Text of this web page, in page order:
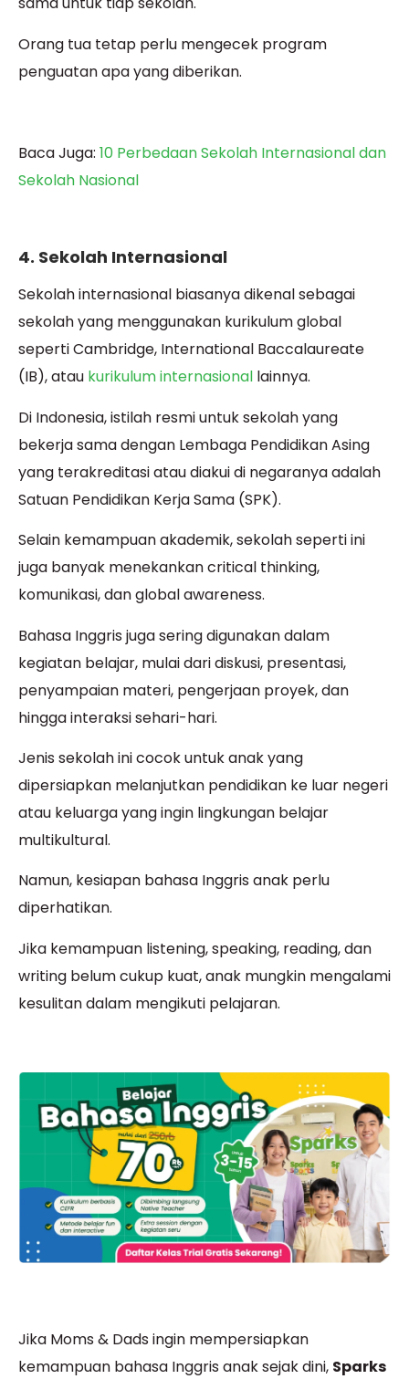
Orang tua tetap perlu mengecek program
penguatan apa yang diberikan.
Baca Juga: 10 Perbedaan Sekolah Internasional dan
Sekolah Nasional
4. Sekolah Internasional
Sekolah internasional biasanya dikenal sebagai
sekolah yang menggunakan kurikulum global
seperti Cambridge, International Baccalaureate
(IB), atau kurikulum internasional lainnya.
Di Indonesia, istilah resmi untuk sekolah yang
bekerja sama dengan Lembaga Pendidikan Asing
yang terakreditasi atau diakui di negaranya adalah
Satuan Pendidikan Kerja Sama (SPK).
Selain kemampuan akademik, sekolah seperti ini
juga banyak menekankan critical thinking,
komunikasi, dan global awareness.
Bahasa Inggris juga sering digunakan dalam
kegiatan belajar, mulai dari diskusi, presentasi,
penyampaian materi, pengerjaan proyek, dan
hingga interaksi sehari-hari.
Jenis sekolah ini cocok untuk anak yang
dipersiapkan melanjutkan pendidikan ke luar negeri
atau keluarga yang ingin lingkungan belajar
multikultural.
Namun, kesiapan bahasa Inggris anak perlu
diperhatikan.
Jika kemampuan listening, speaking, reading, dan
writing belum cukup kuat, anak mungkin mengalami
kesulitan dalam mengikuti pelajaran.
Jika Moms & Dads ingin mempersiapkan
kemampuan bahasa Inggris anak sejak dini, Sparks